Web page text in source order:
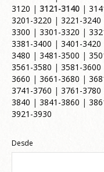
3120 | 3121-3140 |
3201-3220 | 3221-3240
3300 | 3301-3320 |
3381-3400 | 3401-3420
3480 | 3481-3500 |
3561-3580 | 3581-3600
3660 | 3661-3680 |
3741-3760 | 3761-3780
3840 | 3841-3860 |
3921-3930
Desde